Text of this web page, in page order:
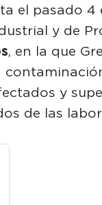
el pasado 4
y de
, en la que
y
de las